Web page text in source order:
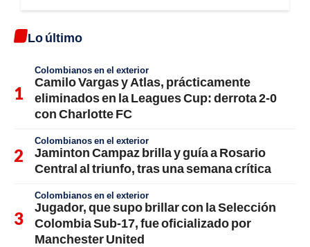
Lo último
Colombianos en el exterior
Camilo Vargas y Atlas, prácticamente
eliminados en la Leagues Cup: derrota 2-0
con Charlotte FC
Colombianos en el exterior
Jaminton Campaz brilla y guía a Rosario
Central al triunfo, tras una semana crítica
Colombianos en el exterior
Jugador, que supo brillar con la Selección
Colombia Sub-17, fue oficializado por
Manchester United